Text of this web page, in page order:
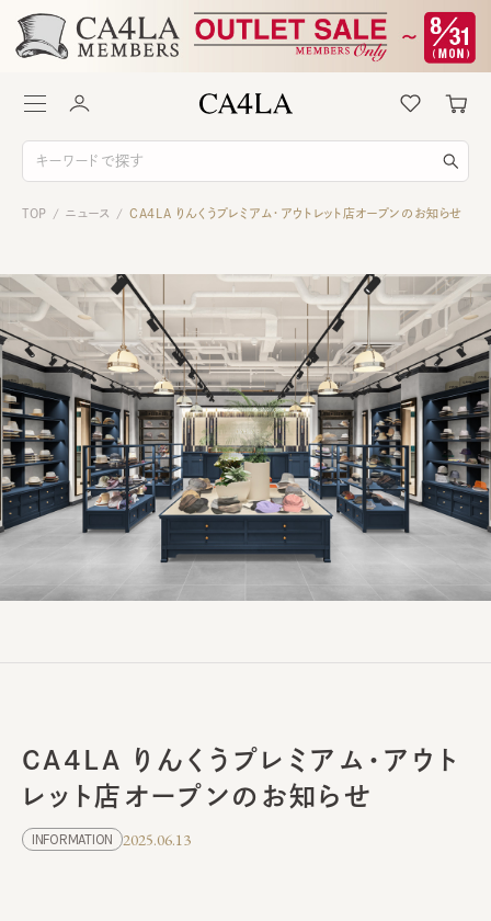
TOP / ニュース / CA4LA りんくうプレミアム・アウトレット店オープンのお知らせ
CA4LA りんくうプレミアム・アウト
レット店オープンのお知らせ
INFORMATION 2025.06.13